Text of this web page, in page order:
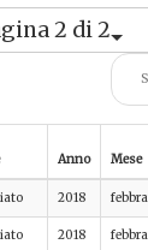
2 di 2
Anno Mese
2018
2018